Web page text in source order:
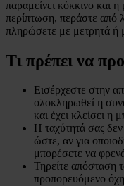
παραμείνει κόκκινο και
περίπτωση, περάστε από
πληρώσετε με μετρητά ή
Τι πρέπει να
Εισέρχεστε στην
ολοκληρωθεί η
και έχει κλείσει η
Η ταχύτητά σας
ώστε, αν για
μπορέσετε να
Τηρείτε απόσταση
προπορευόμενο